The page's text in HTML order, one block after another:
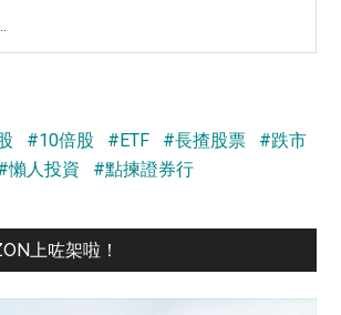
#10倍股 #ETF #長揸股票
#跌市
懶人投資 #點揀證券行
上咗架啦！